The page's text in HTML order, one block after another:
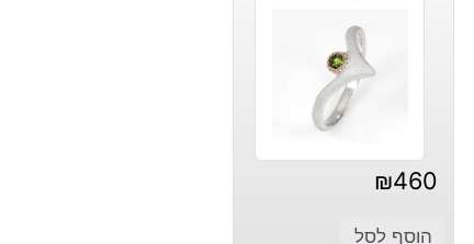
₪460
הוסף לסל